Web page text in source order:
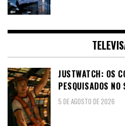
JUSTWATCH: OS
PESQUISADOS
5 DE AGOSTO DE 2026